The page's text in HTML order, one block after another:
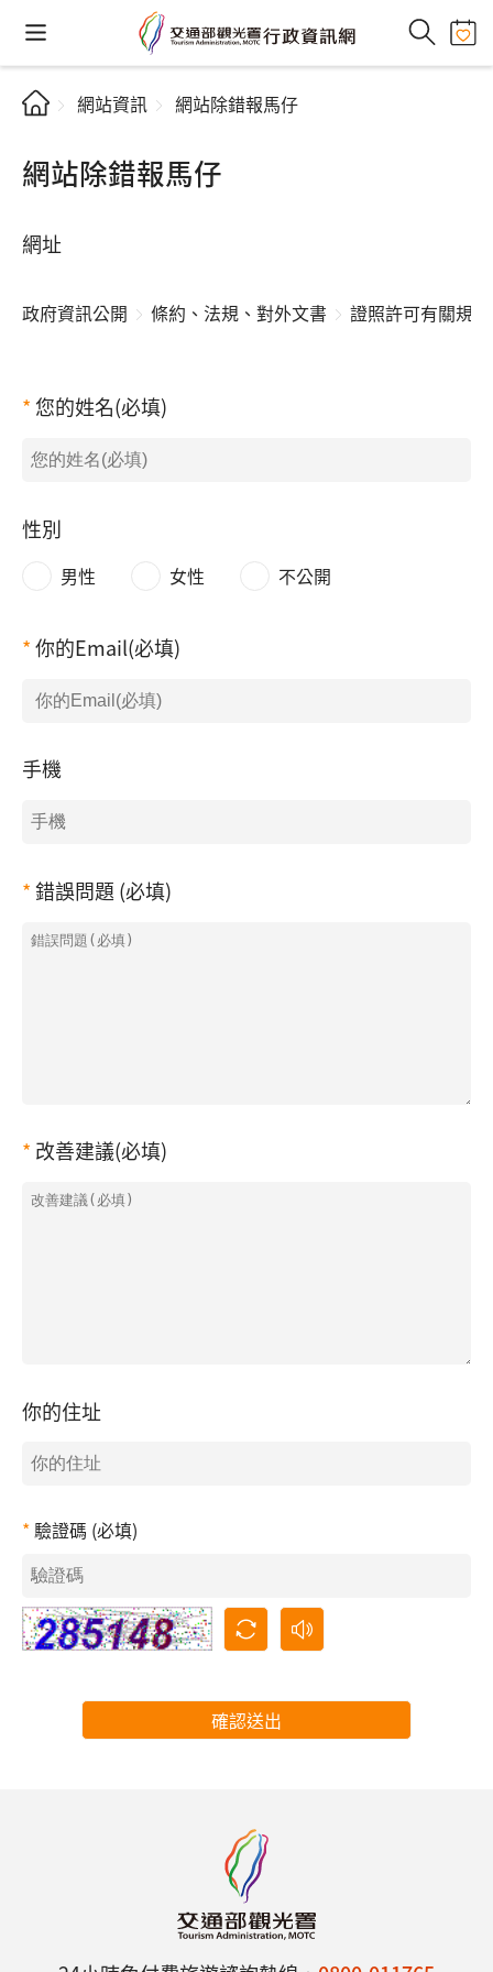
網站資訊 網站除錯報馬仔
網站除錯報馬仔
網址
政府資訊公開 條約、法規、對外文書 證照許可有關規定
您的姓名(必填)
性別
男性 女性 不公開
你的Email(必填)
手機
錯誤問題 (必填)
改善建議(必填)
你的住址
驗證碼 (必填)
確認送出